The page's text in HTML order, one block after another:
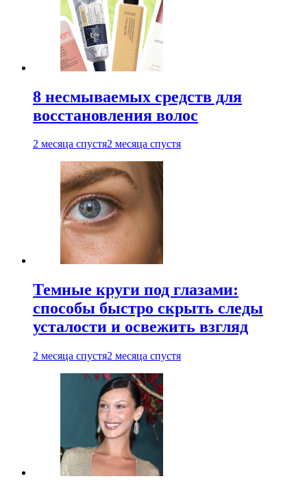
8 несмываемых средств для
восстановления волос
2 месяца спустя2 месяца спустя
Темные круги под глазами:
способы быстро скрыть следы
усталости и освежить взгляд
2 месяца спустя2 месяца спустя